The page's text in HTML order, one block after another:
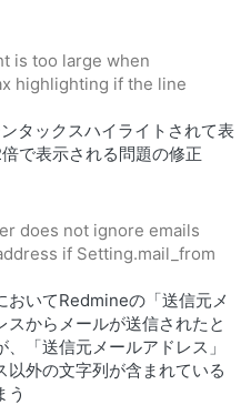
is too large when
highlighting if the line
タックスハイライトされて表
で表示される問題の修正
does not ignore emails
if Setting.mail_from
おいてRedmineの「送信元メ
からメールが送信されたと
「送信元メールアドレス」
外の文字列が含まれている
う